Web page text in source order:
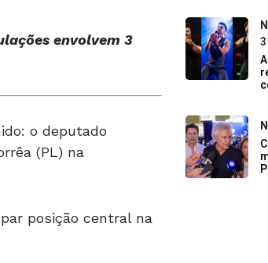
envolvem 3
o deputado
(PL) na
posição central na